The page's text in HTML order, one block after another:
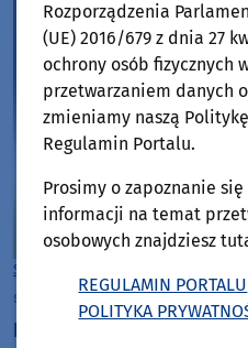
Sport
środa, 8 maja 2024, 13:48
Radunia Stężyca
Rozporządzenia
(UE) 2016/679 z dnia 27
ochrony osób fizycznych
przetwarzaniem danych
zmieniamy naszą
Regulamin Portalu.
Prosimy o zapoznanie
informacji na temat
osobowych znajdziesz
REGULAMIN PORTALU
POLITYKA